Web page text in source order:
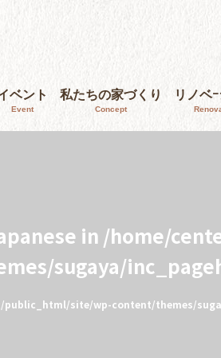
ベント
Event
私たちの家づくり
Concept
リノベ
in /home/
sugaya/
public_html/site/wp-content/themes/